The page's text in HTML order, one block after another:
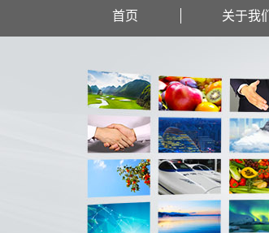
首页 关于我们